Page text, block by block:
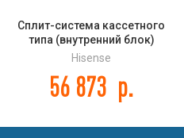
Сплит-система кассетного
типа (внутренний блок)
Hisense AUC-48UX4SFA DC
Hisense
56 873 р.